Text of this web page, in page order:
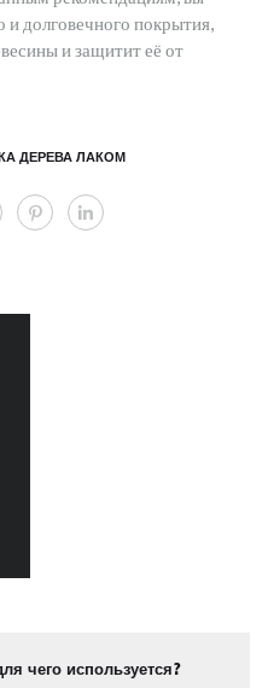
и долговечного покрытия,
и защитит её от
ДЕРЕВА ЛАКОМ
чего используется?